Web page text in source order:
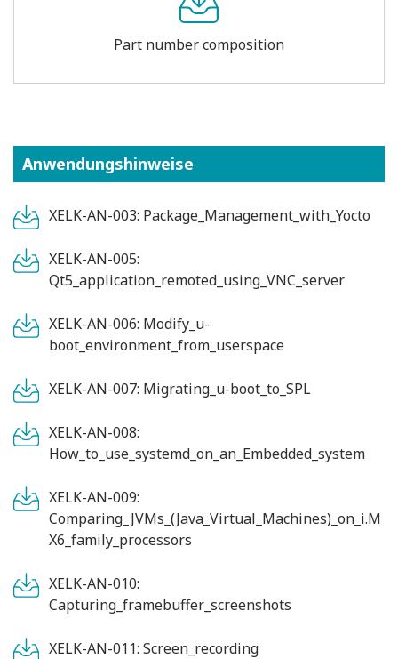
Part number composition
Anwendungshinweise
XELK-AN-003: Package_Management_with_Yocto
XELK-AN-005:
Qt5_application_remoted_using_VNC_server
XELK-AN-006: Modify_u-
boot_environment_from_userspace
XELK-AN-007: Migrating_u-boot_to_SPL
XELK-AN-008:
How_to_use_systemd_on_an_Embedded_system
XELK-AN-009:
Comparing_JVMs_(Java_Virtual_Machines)_on_i.M
X6_family_processors
XELK-AN-010:
Capturing_framebuffer_screenshots
XELK-AN-011: Screen_recording